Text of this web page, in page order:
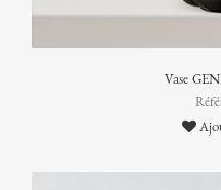
Vase